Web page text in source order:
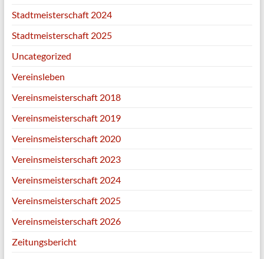
Stadtmeisterschaft 2024
Stadtmeisterschaft 2025
Uncategorized
Vereinsleben
Vereinsmeisterschaft 2018
Vereinsmeisterschaft 2019
Vereinsmeisterschaft 2020
Vereinsmeisterschaft 2023
Vereinsmeisterschaft 2024
Vereinsmeisterschaft 2025
Vereinsmeisterschaft 2026
Zeitungsbericht